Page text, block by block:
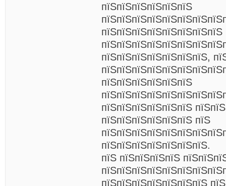
пїЅпїЅпїЅпїЅпїЅпїЅ
пїЅпїЅпїЅпїЅпїЅпїЅпїЅ,
пїЅпїЅпїЅпїЅпїЅпїЅ
пїЅпїЅпїЅпїЅпїЅпїЅ
пїЅпїЅпїЅпїЅпїЅпїЅ пїЅ
пїЅпїЅпїЅпїЅпїЅпїЅпїЅ.
пїЅ пїЅпїЅпїЅпїЅ
пїЅпїЅпїЅпїЅпїЅпїЅпїЅ